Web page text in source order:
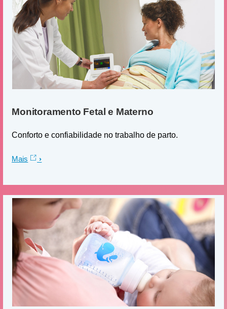
Monitoramento Fetal e Materno
Conforto e confiabilidade no trabalho de parto.
Mais